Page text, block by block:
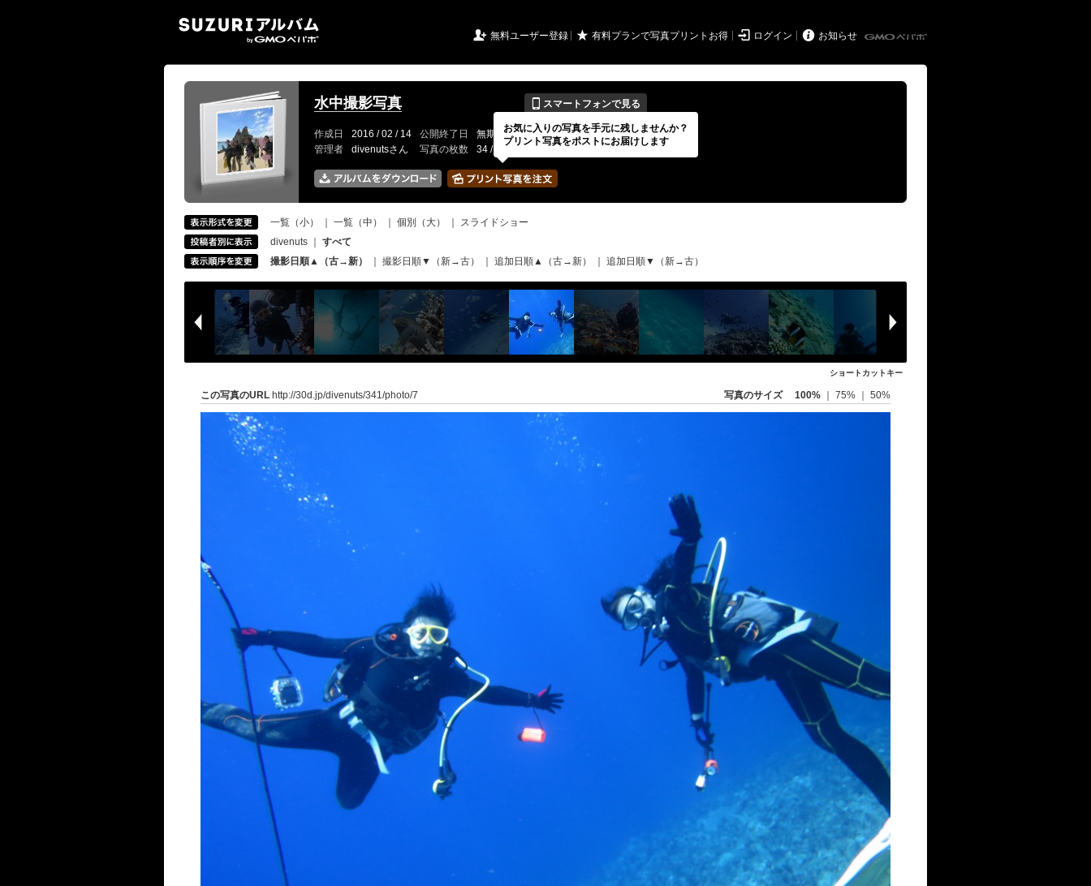
 無料ユーザー登録 ★ 有料プランで写真プリントお得  ログイン  お知らせ
水中撮影写真 📱 スマートフォンで見る
作成日 2016 / 02 / 14 公開終了日 無期限 イベントの期間
---
管理者
divenutsさん 写真の枚数 34 / 2000枚
一覧（小） 一覧（中） 個別（大）
スライドショー
divenuts
すべて
撮影日順▲（古→新）
撮影日順▼（新→古） 追加日順▲（古→新） 追加日順▼（新→古）
ショートカットキー
この写真のURL http://30d.jp/divenuts/341/photo/7 写真のサイズ 100% 75% 50%
お気に入りの写真を手元に残しませんか？
プリント写真をポストにお届けします